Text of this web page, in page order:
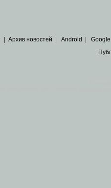
Архив новостей Android Google